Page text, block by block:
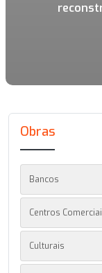
Obras
Bancos
Centros
Culturais